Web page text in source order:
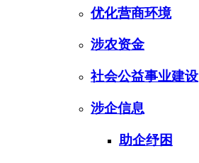
优化营商环境
涉农资金
社会公益事业建设
涉企信息
助企纾困